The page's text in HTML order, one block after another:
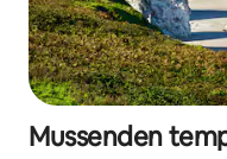
Mussenden